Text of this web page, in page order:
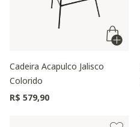
Cadeira Acapulco Jalisco
Colorido
R$ 579,90